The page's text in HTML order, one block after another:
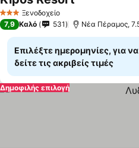
3 ΑστέριαΞενοδοχείο
7,9 Καλό 531 Νέα Πέραμος,
Επιλέξτε ημερομηνίες, για να
δείτε τις ακριβείς τιμές
Δημοφιλής επιλογή